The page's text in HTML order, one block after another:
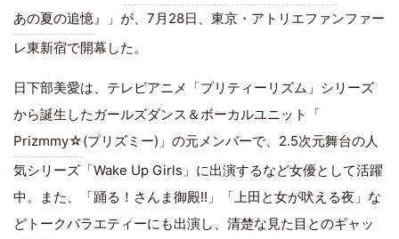
あの夏の追憶』」が、7月28日、東京・アトリエファンファー
レ東新宿で開幕した。
日下部美愛は、テレビアニメ「プリティーリズム」シリーズ
から誕生したガールズダンス＆ボーカルユニット「
Prizmmy☆(プリズミー)」の元メンバーで、2.5次元舞台の人
気シリーズ「Wake Up Girls」に出演するなど女優として活躍
中。また、「踊る！さんま御殿!!」「上田と女が吠える夜」な
どトークバラエティーにも出演し、清楚な見た目とのギャッ